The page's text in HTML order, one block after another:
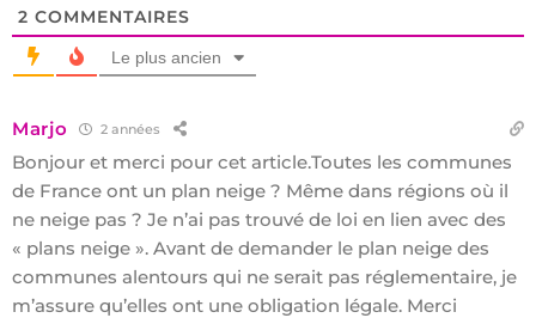
2 COMMENTAIRES
Le plus ancien
Marjo 2 années
Bonjour et merci pour cet article.Toutes les communes
de France ont un plan neige ? Même dans régions où il
ne neige pas ? Je n’ai pas trouvé de loi en lien avec des
« plans neige ». Avant de demander le plan neige des
communes alentours qui ne serait pas réglementaire, je
m’assure qu’elles ont une obligation légale. Merci